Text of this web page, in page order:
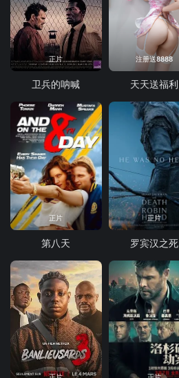
正片
卫兵的呐喊
注册送8888
天天送福利
正片
第八天
正片
罗宾汉之死
正片 正片